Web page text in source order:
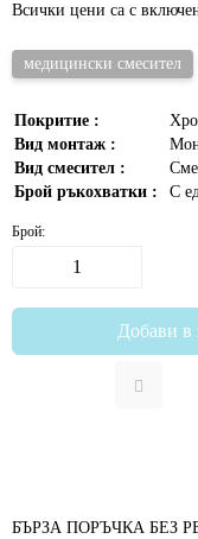
Всички цени са с
медицински смесител
Покритие :
Вид монтаж :
Вид смесител :
Брой ръкохватки :
С
Брой:
БЪРЗА ПОРЪЧКА БЕЗ